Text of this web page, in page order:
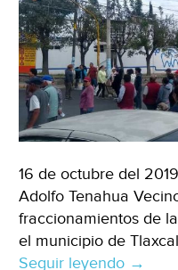
16 de octubre del
Adolfo Tenahua
fraccionamientos de
el municipio de
Seguir leyendo →